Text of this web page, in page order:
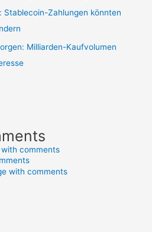
Stablecoin-Zahlungen könnten
Milliarden-Kaufvolumen
with comments
with comments